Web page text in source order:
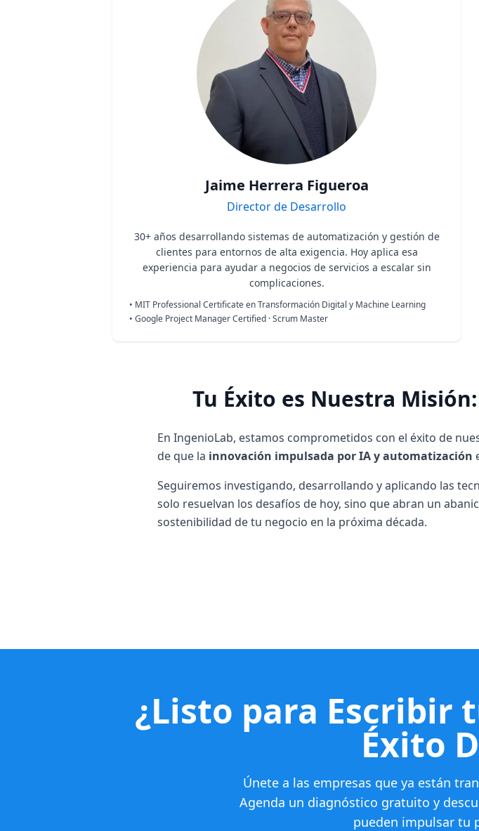
Jaime Herrera Figueroa
Director de Desarrollo
30+ años desarrollando sistemas de automatización y gestión de
clientes para entornos de alta exigencia. Hoy aplica esa
experiencia para ayudar a negocios de servicios a escalar sin
complicaciones.
• MIT Professional Certificate en Transformación Digital y Machine Learning
• Google Project Manager Certified · Scrum Master
Tu Éxito es Nuestra
En IngenioLab, estamos comprometidos con el éxito de
de que la innovación impulsada por IA y automatización
Seguiremos investigando, desarrollando y aplicando las
solo resuelvan los desafíos de hoy, sino que abran un
sostenibilidad de tu negocio en la próxima década.
¿Listo para Escribir
Éxito
Únete a las empresas que ya están
Agenda un diagnóstico gratuito y
pueden impulsar tu